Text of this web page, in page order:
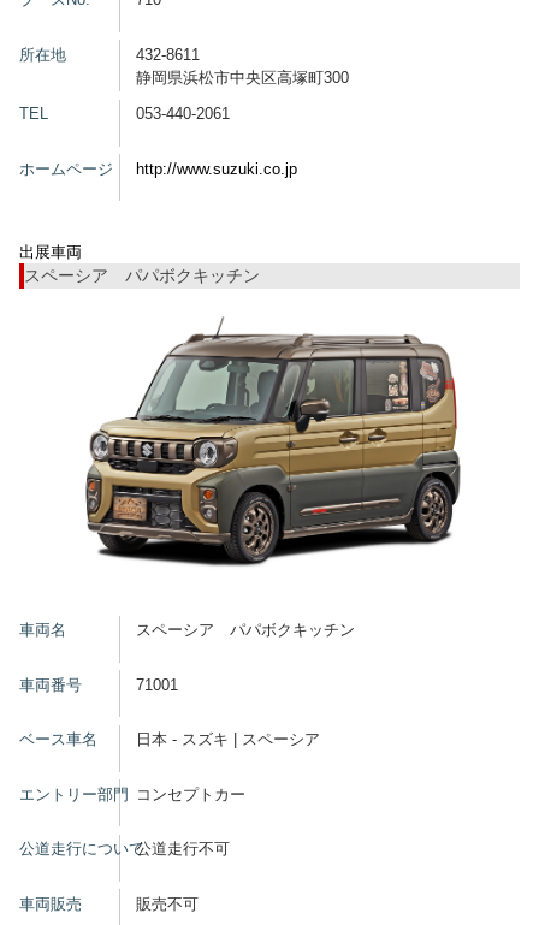
出展者一覧
展示車両一覧
イメージガール
開催概要 会場アクセス
出展者・Exhibitor 業界関係者・Trade Visitor
所在地
432-8611
静岡県浜松市中央区高塚町300
TEL 053-440-2061
ホームページ http://www.suzuki.co.jp
出展車両
スペーシア パパボクキッチン
車両名 スペーシア パパボクキッチン
車両番号 71001
ベース車名 日本 - スズキ | スペーシア
エントリー部門 コンセプトカー
公道走行について公道走行不可
車両販売 販売不可